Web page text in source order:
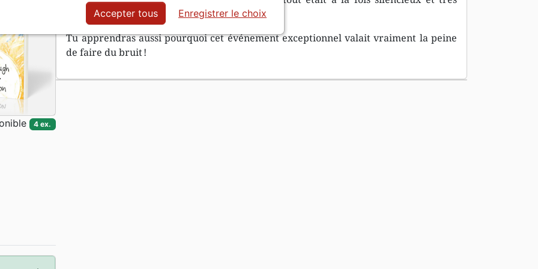
bruyant ?
Tu apprendras aussi pourquoi cet événement exceptionnel valait vraiment la peine
de faire du bruit !
4 ex.
Accepter tous Enregistrer le choix